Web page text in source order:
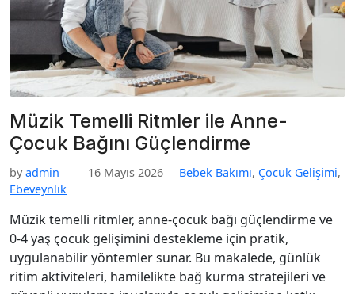
Müzik Temelli Ritmler ile Anne-
Çocuk Bağını Güçlendirme
by admin 16 Mayıs 2026 Bebek Bakımı, Çocuk Gelişimi,
Ebeveynlik
Müzik temelli ritmler, anne-çocuk bağı güçlendirme ve
0-4 yaş çocuk gelişimini destekleme için pratik,
uygulanabilir yöntemler sunar. Bu makalede, günlük
ritim aktiviteleri, hamilelikte bağ kurma stratejileri ve